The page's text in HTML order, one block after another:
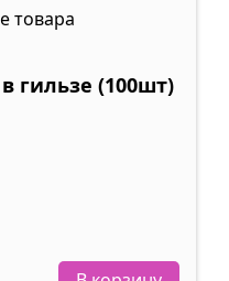
гильзе (100шт)